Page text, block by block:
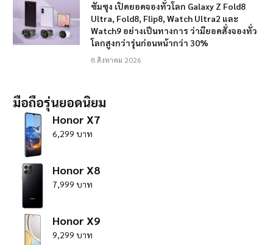
ซัมซุง เปิดยอดจองทั่วโลก Galaxy Z Fold8
Ultra, Fold8, Flip8, Watch Ultra2 และ
Watch9 อย่างเป็นทางการ ว่ามียอดสั่งจองทั่ว
โลกสูงกว่ารุ่นก่อนหน้ากว่า 30%
8 สิงหาคม 2026
มือถือรุ่นยอดนิยม
Honor X7
6,299 บาท
Honor X8
7,999 บาท
Honor X9
9,299 บาท